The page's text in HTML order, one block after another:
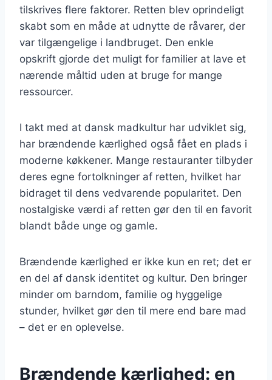
tilskrives flere faktorer. Retten blev oprindeligt
skabt som en måde at udnytte de råvarer, der
var tilgængelige i landbruget. Den enkle
opskrift gjorde det muligt for familier at lave et
nærende måltid uden at bruge for mange
ressourcer.
I takt med at dansk madkultur har udviklet sig,
har brændende kærlighed også fået en plads i
moderne køkkener. Mange restauranter tilbyder
deres egne fortolkninger af retten, hvilket har
bidraget til dens vedvarende popularitet. Den
nostalgiske værdi af retten gør den til en favorit
blandt både unge og gamle.
Brændende kærlighed er ikke kun en ret; det er
en del af dansk identitet og kultur. Den bringer
minder om barndom, familie og hyggelige
stunder, hvilket gør den til mere end bare mad
– det er en oplevelse.
Brændende kærlighed: en